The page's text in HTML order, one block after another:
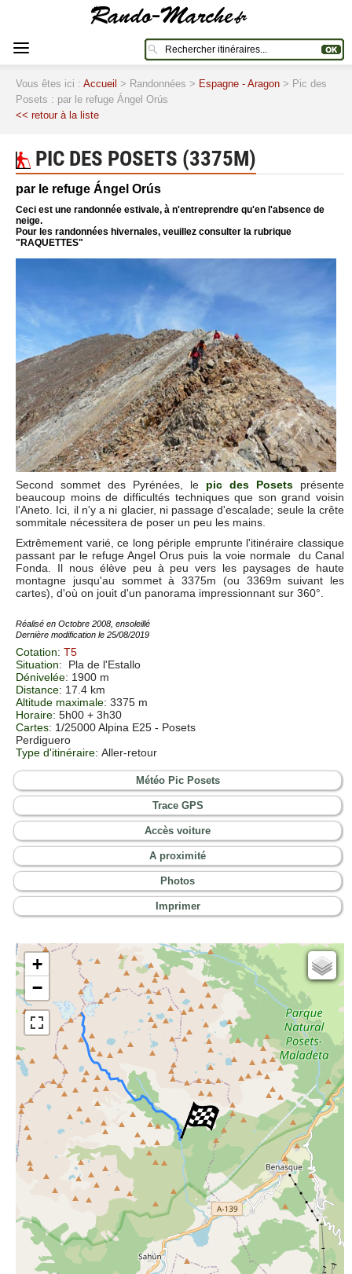
Vous êtes ici : Accueil > Randonnées > Espagne - Aragon > Pic des
Posets : par le refuge Ángel Orús
<< retour à la liste
PIC DES POSETS (3375M)
par le refuge Ángel Orús
Ceci est une randonnée estivale, à n'entreprendre qu'en l'absence de
neige.
Pour les randonnées hivernales, veuillez consulter la rubrique
"RAQUETTES"
Second sommet des Pyrénées, le pic des Posets
présente
beaucoup moins de difficultés techniques que son grand voisin
l'Aneto. Ici, il n'y a ni glacier, ni passage d'escalade; seule la crête
sommitale nécessitera de poser un peu les mains.
Extrêmement varié, ce long périple emprunte l'itinéraire classique
passant par le refuge Angel Orus puis la voie normale du Canal
Fonda. Il nous élève peu à peu vers les paysages de haute
montagne jusqu'au sommet à 3375m (ou 3369m suivant les
cartes), d'où on jouit d'un panorama impressionnant sur 360°.
Réalisé en Octobre 2008, ensoleillé
Dernière modification le 25/08/2019
Cotation: T5
Situation:
Pla de l'Estallo
Dénivelée: 1900 m
Distance: 17.4 km
Altitude maximale: 3375 m
Horaire: 5h00 + 3h30
Cartes: 1/25000 Alpina E25 - Posets
Perdiguero
Type d'itinéraire: Aller-retour
Météo Pic Posets
Trace GPS
Accès voiture
A proximité
Photos
Imprimer
+
−
Cartes IGN
Open Topo Map
Open Street Map
ESRI Word Imagery
Photographies aériennes